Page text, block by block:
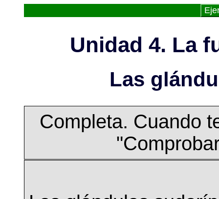
Unidad 4. La
Las
Completa. Cuando